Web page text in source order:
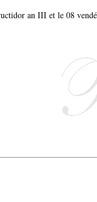
an III et le 08